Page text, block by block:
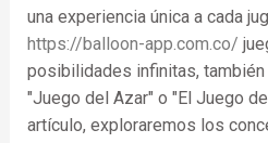
una experiencia única a cada
https://balloon-app.com.co/
posibilidades infinitas, también
"Juego del Azar" o "El Juego
artículo, exploraremos los